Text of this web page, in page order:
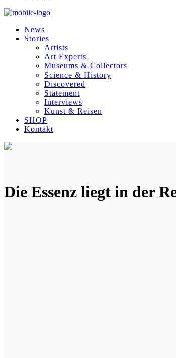
News
Stories
Artists
Art Experts
Museums & Collectors
Science & History
Discovered
Statement
Interviews
Kunst & Reisen
SHOP
Kontakt
Die Essenz liegt in der